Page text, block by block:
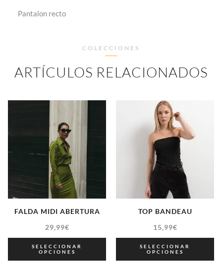
Pantalon recto
COLECCIONES
ARTÍCULOS RELACIONADOS
FALDA MIDI ABERTURA
29,99€
SELECCIONAR
OPCIONES
TOP BANDEAU
15,99€
SELECCIONAR
OPCIONES